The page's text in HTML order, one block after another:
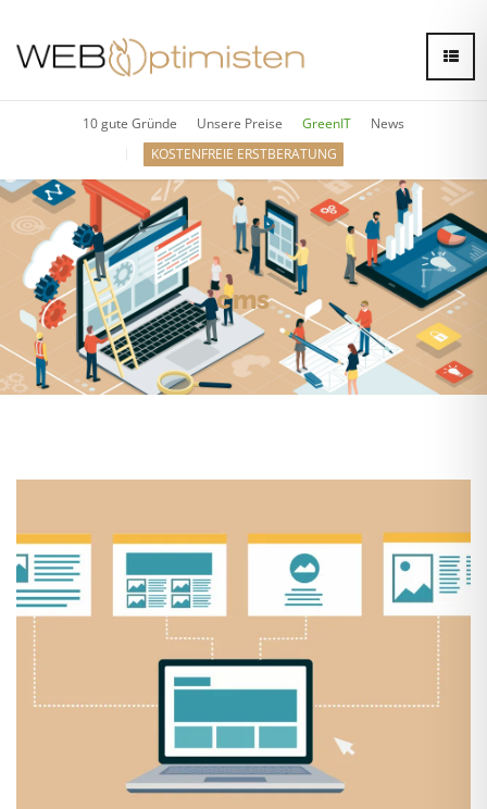
10 gute Gründe Unsere Preise GreenIT
News
KOSTENFREIE ERSTBERATUNG
cms